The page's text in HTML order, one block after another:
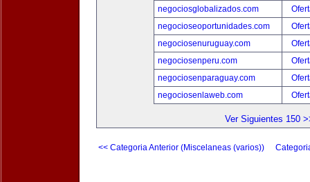
negociosglobalizados.com
negocioseoportunidades.com
negociosenuruguay.com
negociosenperu.com
negociosenparaguay.com
negociosenlaweb.com
Ver Siguientes 150
<< Categoria Anterior (Miscelaneas (varios))